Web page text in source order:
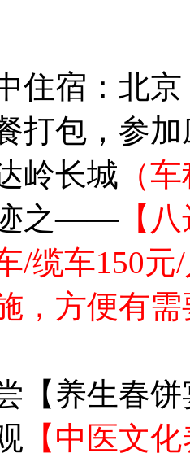
住宿：北京
打包，参
岭长城 （
之——【八
/缆车150
，方便有
【养生春
【中医文